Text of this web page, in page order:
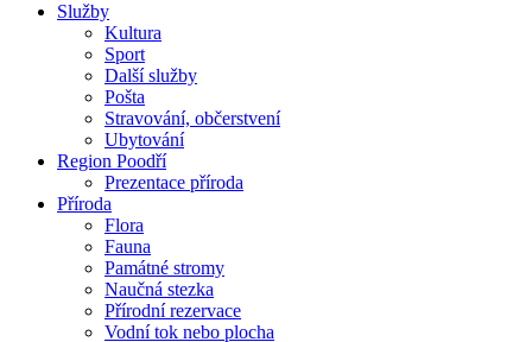
Služby
Kultura
Sport
Další služby
Pošta
Stravování, občerstvení
Ubytování
Region Poodří
Prezentace příroda
Příroda
Flora
Fauna
Památné stromy
Naučná stezka
Přírodní rezervace
Vodní tok nebo plocha